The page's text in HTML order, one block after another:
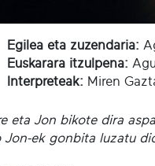
Egilea eta zuzendaria:
Euskarara itzulpena:
Interpreteak: Miren
eta Jon bikote dira
Jon-ek gonbita luzatu